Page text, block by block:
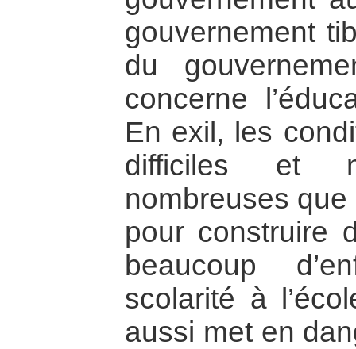
gouvernement
du
concerne
En exil, les
difficiles et
nombreuses
pour construire
beaucoup
scolarité à
aussi met en